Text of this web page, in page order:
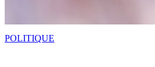
POLITIQUE